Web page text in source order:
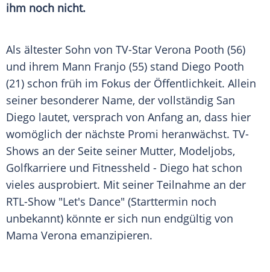
ihm noch nicht.
Als ältester Sohn von TV-Star Verona Pooth (56)
und ihrem Mann Franjo (55) stand Diego Pooth
(21) schon früh im Fokus der Öffentlichkeit. Allein
seiner besonderer Name, der vollständig San
Diego lautet, versprach von Anfang an, dass hier
womöglich der nächste Promi heranwächst. TV-
Shows an der Seite seiner Mutter, Modeljobs,
Golfkarriere und Fitnessheld - Diego hat schon
vieles ausprobiert. Mit seiner Teilnahme an der
RTL-Show "Let's Dance" (Starttermin noch
unbekannt) könnte er sich nun endgültig von
Mama Verona emanzipieren.